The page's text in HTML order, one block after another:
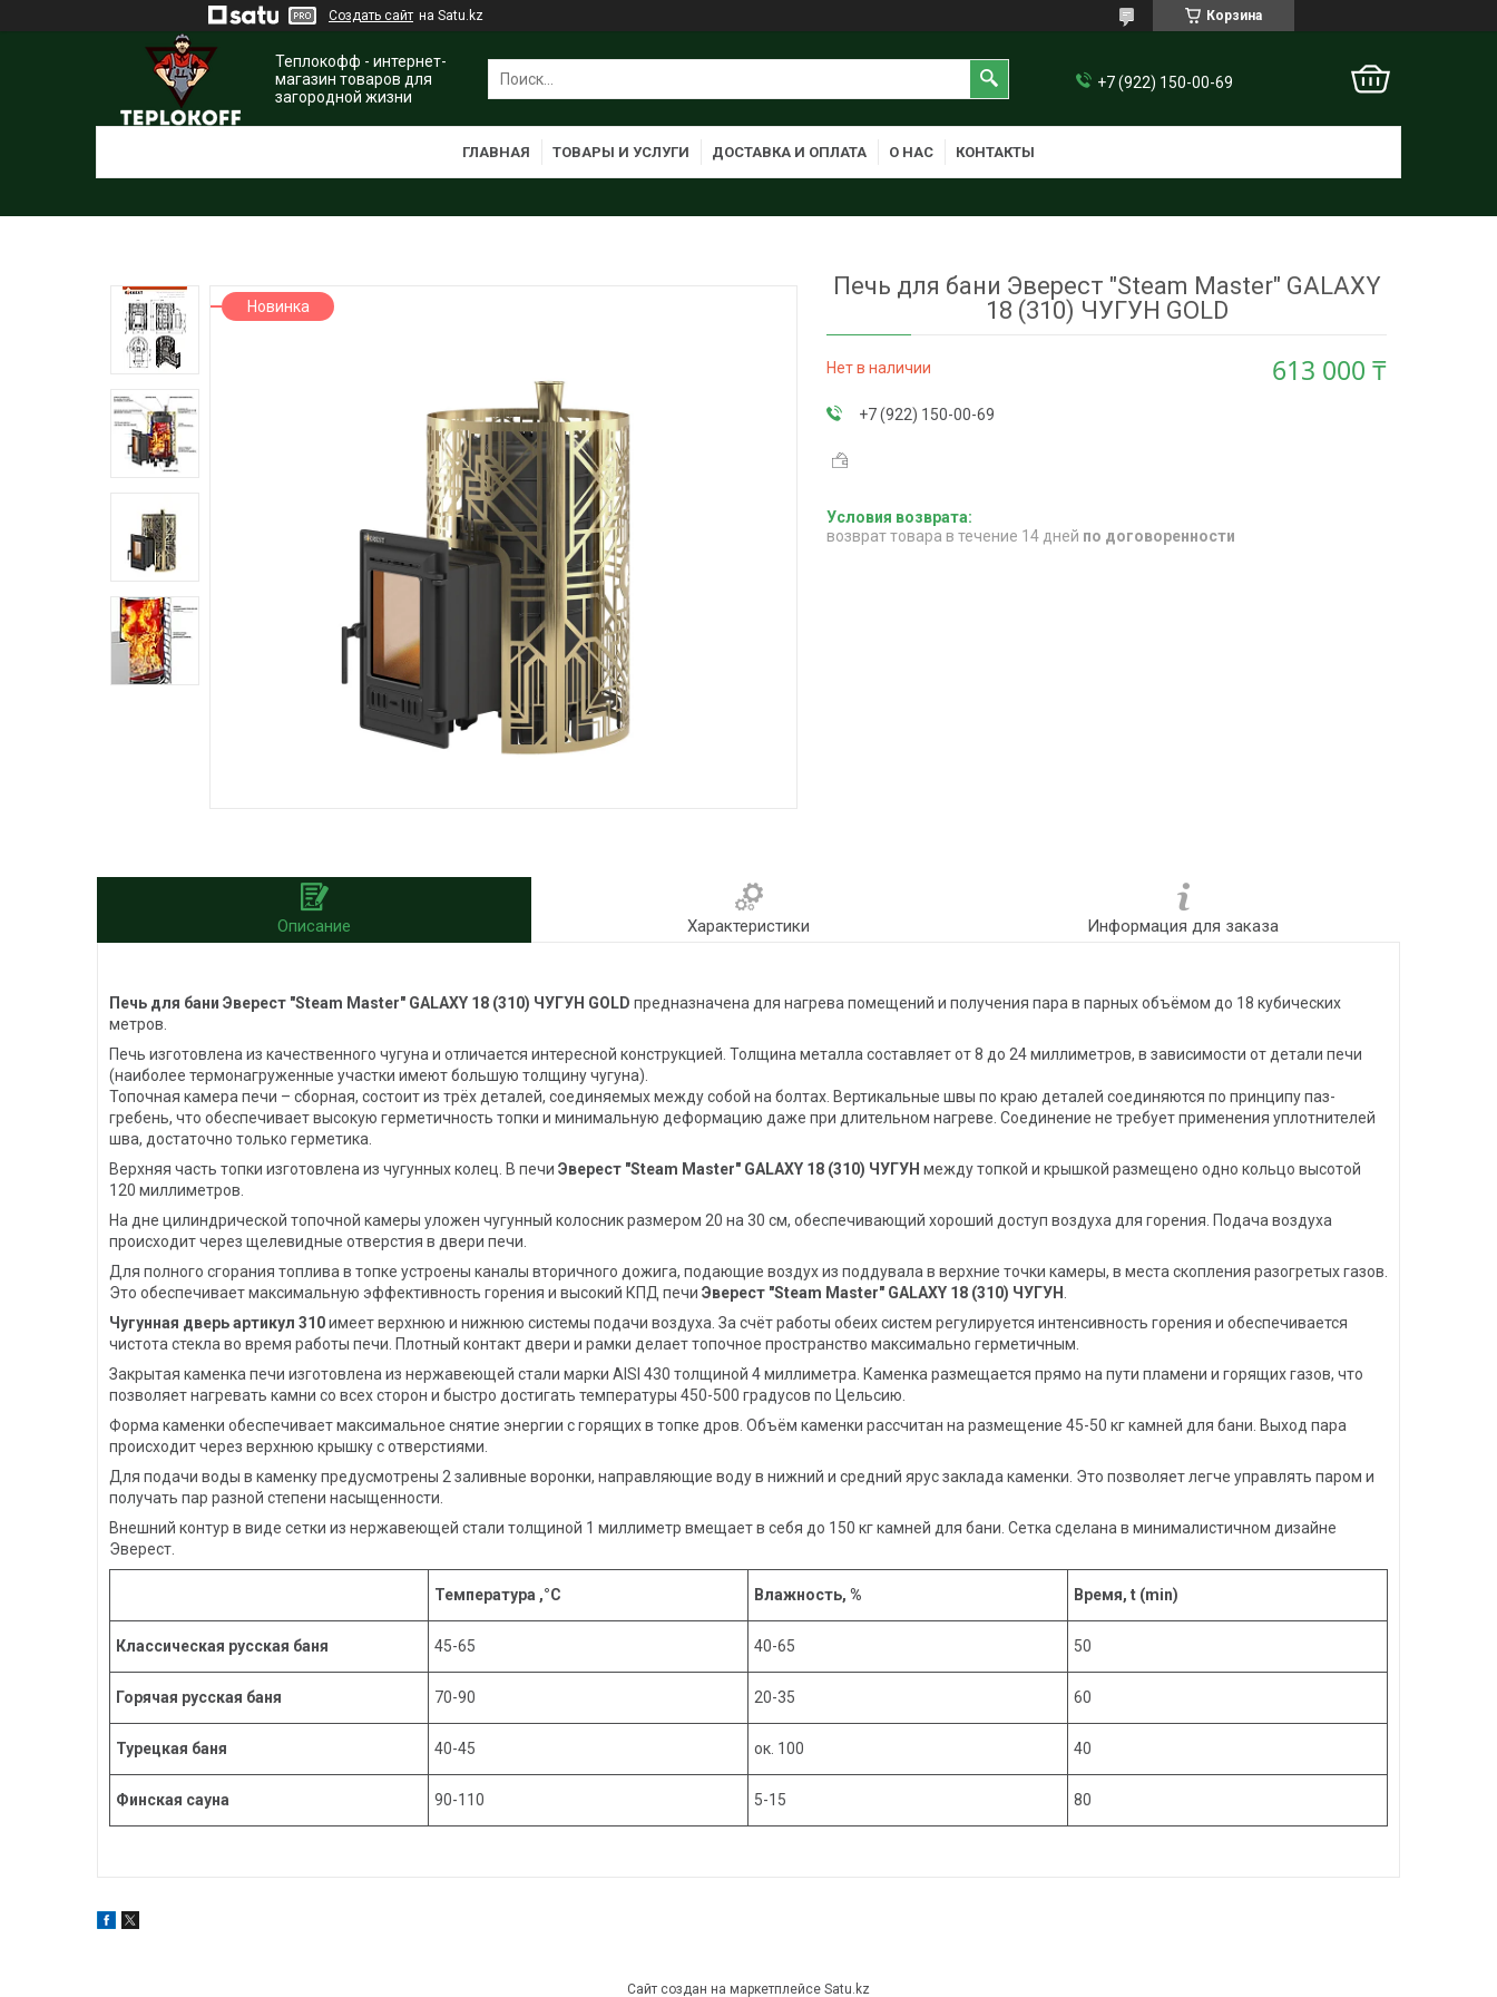
Создать сайт на Satu.kz Корзина
Теплокофф - интернет-
магазин товаров для
загородной жизни
+7 (922) 150-00-69
ГЛАВНАЯ ТОВАРЫ И УСЛУГИ ДОСТАВКА И ОПЛАТА О НАС КОНТАКТЫ
Новинка
Печь для бани Эверест "Steam Master" GALAXY
18 (310) ЧУГУН GOLD
Нет в наличии 613 000 ₸
+7 (922) 150-00-69
возврат товара в течение 14 дней по договоренности
Описание Характеристики Информация для заказа
Печь для бани Эверест "Steam Master" GALAXY 18 (310) ЧУГУН GOLD предназначена для нагрева помещений и получения пара в парных объёмом до 18 кубических
метров.
Печь изготовлена из качественного чугуна и отличается интересной конструкцией. Толщина металла составляет от 8 до 24 миллиметров, в зависимости от детали печи
(наиболее термонагруженные участки имеют большую толщину чугуна).
Топочная камера печи – сборная, состоит из трёх деталей, соединяемых между собой на болтах. Вертикальные швы по краю деталей соединяются по принципу паз-
гребень, что обеспечивает высокую герметичность топки и минимальную деформацию даже при длительном нагреве. Соединение не требует применения уплотнителей
шва, достаточно только герметика.
Верхняя часть топки изготовлена из чугунных колец. В печи Эверест "Steam Master" GALAXY 18 (310) ЧУГУН между топкой и крышкой размещено одно кольцо высотой
120 миллиметров.
На дне цилиндрической топочной камеры уложен чугунный колосник размером 20 на 30 см, обеспечивающий хороший доступ воздуха для горения. Подача воздуха
происходит через щелевидные отверстия в двери печи.
Для полного сгорания топлива в топке устроены каналы вторичного дожига, подающие воздух из поддувала в верхние точки камеры, в места скопления разогретых газов.
Это обеспечивает максимальную эффективность горения и высокий КПД печи Эверест "Steam Master" GALAXY 18 (310) ЧУГУН .
Чугунная дверь артикул 310имеет верхнюю и нижнюю системы подачи воздуха. За счёт работы обеих систем регулируется интенсивность горения и обеспечивается
чистота стекла во время работы печи. Плотный контакт двери и рамки делает топочное пространство максимально герметичным.
Закрытая каменка печи изготовлена из нержавеющей стали марки AISI 430 толщиной 4 миллиметра. Каменка размещается прямо на пути пламени и горящих газов, что
позволяет нагревать камни со всех сторон и быстро достигать температуры 450-500 градусов по Цельсию.
Форма каменки обеспечивает максимальное снятие энергии с горящих в топке дров. Объём каменки рассчитан на размещение 45-50 кг камней для бани. Выход пара
происходит через верхнюю крышку с отверстиями.
Для подачи воды в каменку предусмотрены 2 заливные воронки, направляющие воду в нижний и средний ярус заклада каменки. Это позволяет легче управлять паром и
получать пар разной степени насыщенности.
Внешний контур в виде сетки из нержавеющей стали толщиной 1 миллиметр вмещает в себя до 150 кг камней для бани. Сетка сделана в минималистичном дизайне
Эверест.
Температура ,°С Влажность, % Время, t (min)
Классическая русская баня 45-65 40-65 50
Горячая русская баня 70-90 20-35 60
Турецкая баня 40-45 ок. 100 40
Финская сауна 90-110 5-15 80
Сайт создан на маркетплейсе Satu.kz